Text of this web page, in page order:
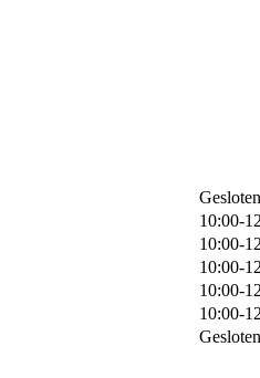
Gesloten
10:00-
10:00-
10:00-
10:00-
10:00-
Gesloten